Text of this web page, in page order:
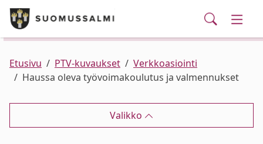
Siirry pääsisältöön
Puhelinluettelo/yhteystiedot
Palvelut
Ajankohtaista
Verkkokauppa
Haku
Kunta ja hallinto
Asuminen ja ympäristö
Elinvoima
Etusivu PTV-kuvaukset
Verkkoasiointi
Haussa oleva työvoimakoulutus ja valmennukset
Valikko